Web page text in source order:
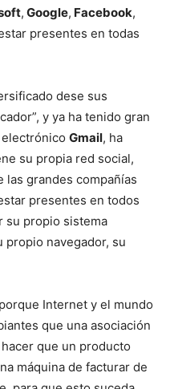
, Google, Facebook,
presentes en todas
dese sus
y ya ha tenido gran
Gmail, ha
su propia red social,
grandes compañías
presentes en todos
su propio sistema
propio navegador, su
Internet y el mundo
que una asociación
que un producto
máquina de facturar de